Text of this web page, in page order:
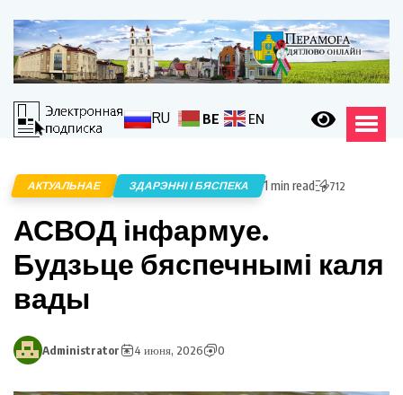
RU BE EN
АКТУАЛЬНАЕ ЗДАРЭННІ І БЯСПЕКА 1 min read 712
АСВОД інфармуе.
Будзьце бяспечнымі каля
вады
Administrator 4 июня, 2026 0